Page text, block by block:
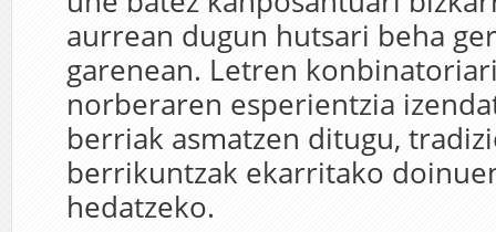
aurrean dugun hutsari beha
garenean. Letren
norberaren esperientzia
berriak asmatzen ditugu,
berrikuntzak ekarritako
hedatzeko.